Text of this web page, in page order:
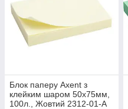
Блок паперу Axent з
клейким шаром 50х75мм,
100л., Жовтий 2312-01-A